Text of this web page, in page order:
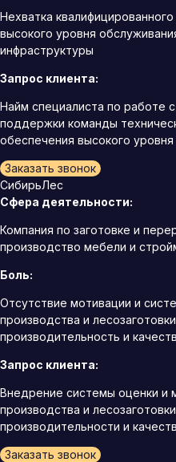
Нехватка
высокого уровня
инфраструктуры
Запрос клиента:
Найм специалиста по работе
поддержки команды
обеспечения высокого уровня
Заказать звонок
СибирьЛес
Сфера деятельности:
Компания по заготовке и
производство мебели и
Боль:
Отсутствие мотивации и
производства и
производительность и
Запрос клиента:
Внедрение системы оценки и
производства и
производительности и
Заказать звонок